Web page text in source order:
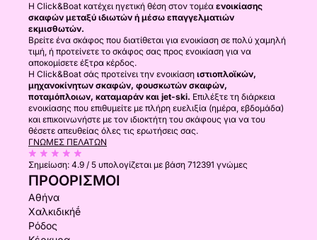
Η Click&Boat κατέχει ηγετική θέση στον τομέα ενοικίασης
σκαφών μεταξύ ιδιωτών ή μέσω επαγγελματιών
εκμισθωτών.
Βρείτε ένα σκάφος που διατίθεται για ενοικίαση σε πολύ χαμηλή
τιμή, ή προτείνετε το σκάφος σας προς ενοικίαση για να
αποκομίσετε έξτρα κέρδος.
Η Click&Boat σάς προτείνει την ενοικίαση ιστιοπλοϊκών,
μηχανοκίνητων σκαφών, φουσκωτών σκαφών,
ποταμόπλοιων, καταμαράν και jet-ski. Επιλέξτε τη διάρκεια
ενοικίασης που επιθυμείτε με πλήρη ευελιξία (ημέρα, εβδομάδα)
και επικοινωνήστε με τον ιδιοκτήτη του σκάφους για να του
θέσετε απευθείας όλες τις ερωτήσεις σας.
ΓΝΏΜΕΣ ΠΕΛΑΤΏΝ
Σημείωση: 4.9 / 5 υπολογίζεται με βάση 712391 γνώμες
ΠΡΟΟΡΙΣΜΟΊ
Αθήνα
Χαλκιδικήḗ
Ρόδος